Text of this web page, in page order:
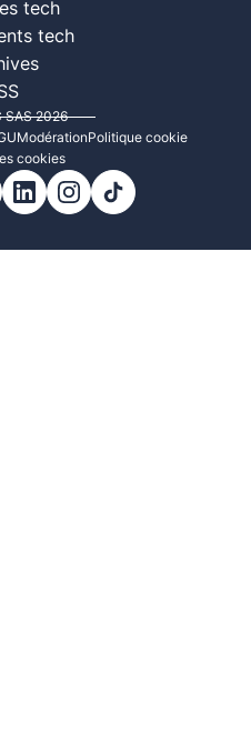
tech
tech
SAS 2026
ModérationPolitique cookie
cookies